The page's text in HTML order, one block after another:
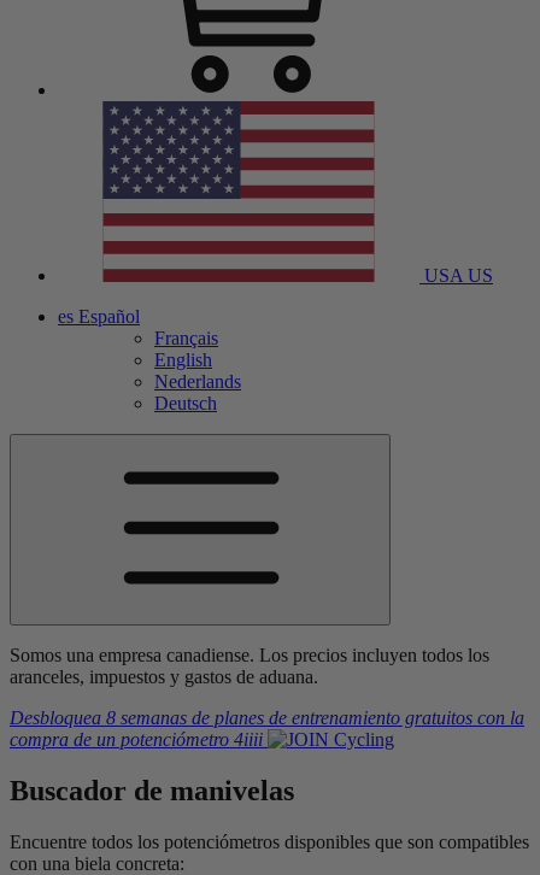
USA US
es Español
Français
English
Nederlands
Deutsch
Somos una empresa canadiense. Los precios incluyen todos los
aranceles, impuestos y gastos de aduana.
Desbloquea 8 semanas de planes de entrenamiento gratuitos con la
compra de un potenciómetro 4iiii
Buscador de manivelas
Encuentre todos los potenciómetros disponibles que son compatibles
con una biela concreta: